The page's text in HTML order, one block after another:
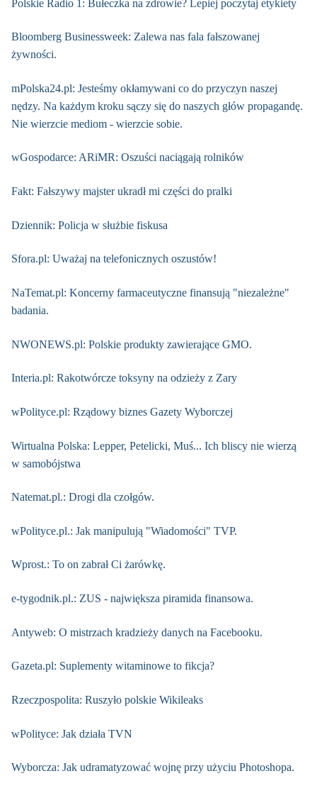
Polskie Radio 1: Bułeczka na zdrowie? Lepiej poczytaj etykiety
Bloomberg Businessweek: Zalewa nas fala fałszowanej
żywności.
mPolska24.pl: Jesteśmy okłamywani co do przyczyn naszej
nędzy. Na każdym kroku sączy się do naszych głów propagandę.
Nie wierzcie mediom - wierzcie sobie.
wGospodarce: ARiMR: Oszuści naciągają rolników
Fakt: Fałszywy majster ukradł mi części do pralki
Dziennik: Policja w służbie fiskusa
Sfora.pl: Uważaj na telefonicznych oszustów!
NaTemat.pl: Koncerny farmaceutyczne finansują "niezależne"
badania.
NWONEWS.pl: Polskie produkty zawierające GMO.
Interia.pl: Rakotwórcze toksyny na odzieży z Zary
wPolityce.pl: Rządowy biznes Gazety Wyborczej
Wirtualna Polska: Lepper, Petelicki, Muś... Ich bliscy nie wierzą
w samobójstwa
Natemat.pl.: Drogi dla czołgów.
wPolityce.pl.: Jak manipulują "Wiadomości" TVP.
Wprost.: To on zabrał Ci żarówkę.
e-tygodnik.pl.: ZUS - największa piramida finansowa.
Antyweb: O mistrzach kradzieży danych na Facebooku.
Gazeta.pl: Suplementy witaminowe to fikcja?
Rzeczpospolita: Ruszyło polskie Wikileaks
wPolityce: Jak działa TVN
Wyborcza: Jak udramatyzować wojnę przy użyciu Photoshopa.